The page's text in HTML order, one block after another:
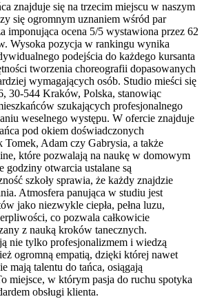
znajduje się na trzecim miejscu w naszym
się ogromnym uznaniem wśród par
imponująca ocena 5/5 wystawiona przez 62
Wysoka pozycja w rankingu wynika
podejścia do każdego kursanta
tworzenia choreografii dopasowanych
wymagających osób. Studio mieści się
30-544 Kraków, Polska, stanowiąc
szukających profesjonalnego
weselnego występu. W ofercie znajduje
pod okiem doświadczonych
Adam czy Gabrysia, a także
które pozwalają na naukę w domowym
godziny otwarcia ustalane są
szkoły sprawia, że każdy znajdzie
Atmosfera panująca w studiu jest
jako niezwykle ciepła, pełna luzu,
co pozwala całkowicie
z nauką kroków tanecznych.
nie tylko profesjonalizmem i wiedzą
ogromną empatią, dzięki której nawet
mają talentu do tańca, osiągają
miejsce, w którym pasja do ruchu spotyka
obsługi klienta.